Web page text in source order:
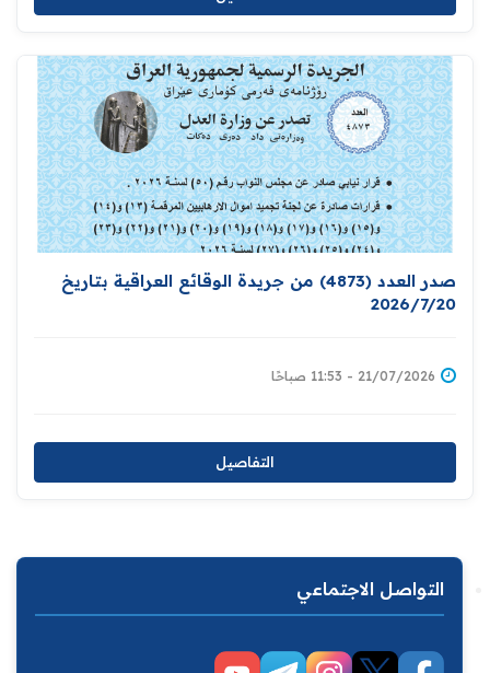
صدر العدد (4873) من جريدة الوقائع العراقية بتاريخ
2026/7/20
21/07/2026 - 11:53 صباحًا
التفاصيل
التواصل الاجتماعي